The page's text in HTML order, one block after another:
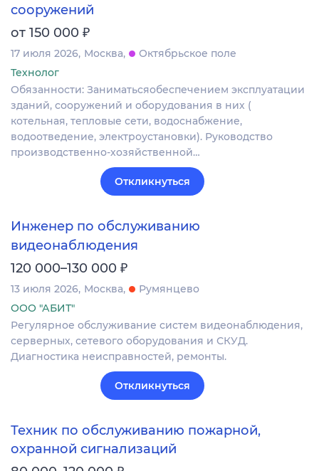
сооружений
от 150 000 ₽
17 июля 2026 Москва
Октябрьское поле
Технолог
Обязанности: Заниматьсяобеспечением эксплуатации
зданий, сооружений и оборудования в них (
котельная, тепловые сети, водоснабжение,
водоотведение, электроустановки). Руководство
производственно-хозяйственной…
Откликнуться
Инженер по обслуживанию
видеонаблюдения
120 000–130 000 ₽
13 июля 2026 Москва
Румянцево
ООО "АБИТ"
Регулярное обслуживание систем видеонаблюдения,
серверных, сетевого оборудования и СКУД.
Диагностика неисправностей, ремонты.
Откликнуться
Техник по обслуживанию пожарной,
охранной сигнализаций